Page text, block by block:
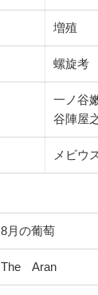
増殖
螺旋考
一ノ谷
谷陣屋
メビウ
8月の葡萄
The Aran